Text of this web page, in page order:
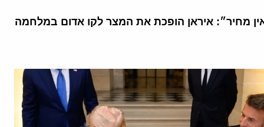
מחיר״: איראן הופכת את המצר לקו אדום במלחמה